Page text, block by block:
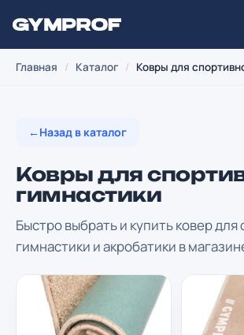
Главная / Каталог / Ковры для
←Назад в каталог
Ковры для
гимнастики
Быстро выбрать и купить ковер для
гимнастики и акробатики в